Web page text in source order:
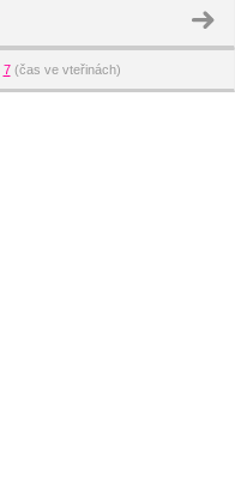
7(čas ve vteřinách)